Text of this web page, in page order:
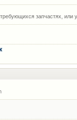
запчастях, или